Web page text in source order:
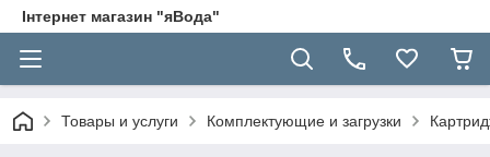
Інтернет магазин "яВода"
Товары и услуги Комплектующие и загрузки